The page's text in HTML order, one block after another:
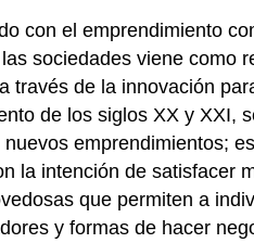
con el emprendimiento
sociedades viene
través de la innovación
de los siglos XX y
emprendimientos;
la intención de
que permiten a
y formas de hacer